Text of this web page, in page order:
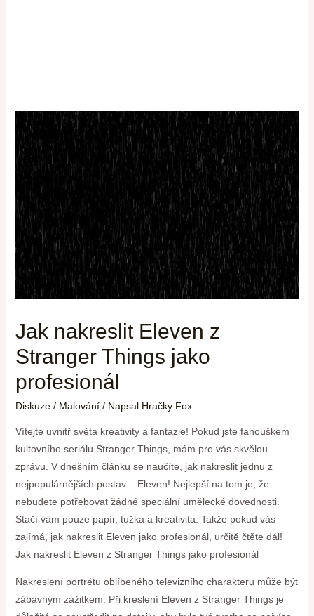
Jak nakreslit Eleven z
Stranger Things jako
profesionál
Diskuze / Malování/ Napsal Hračky Fox
Vítejte uvnitř světa kreativity a fantazie! Pokud jste fanouškem
kultovního seriálu Stranger Things, mám pro vás skvělou
zprávu. V dnešním článku se naučíte, jak nakreslit jednu z
nejpopulárnějších postav – Eleven! Nejlepší na tom je, že
nebudete potřebovat žádné speciální umělecké dovednosti.
Stačí vám pouze papír, tužka a kreativita. Takže pokud vás
zajímá, jak nakreslit Eleven jako profesionál, určitě čtěte dál!
Jak nakreslit Eleven z Stranger Things jako profesionál
Nakreslení portrétu oblíbeného televizního charakteru může být
zábavným zážitkem. Při kreslení Eleven z Stranger Things je